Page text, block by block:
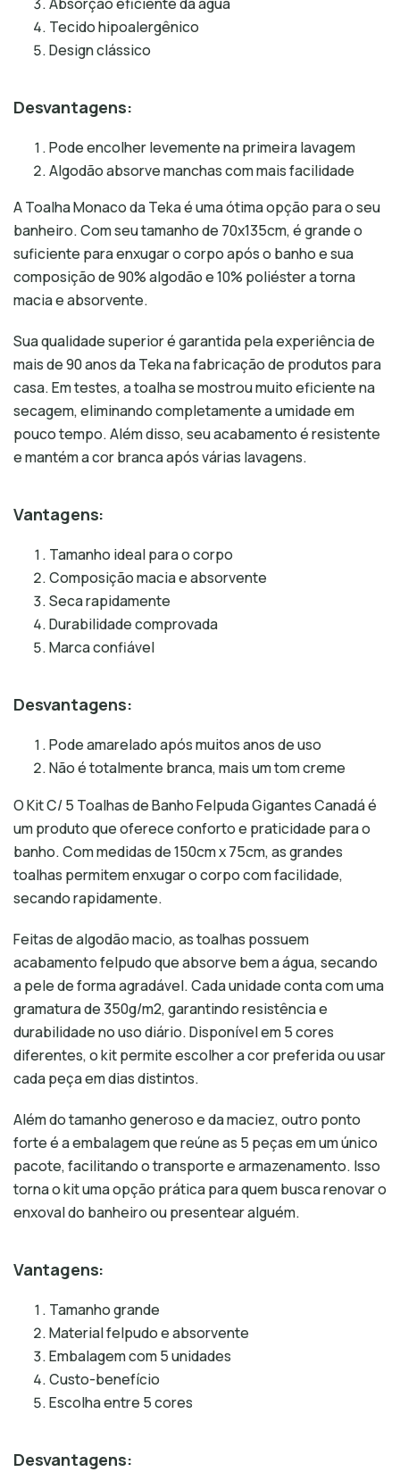
Tecido hipoalergênico
Design clássico
Desvantagens:
Pode encolher levemente na primeira lavagem
Algodão absorve manchas com mais facilidade
A Toalha Monaco da Teka é uma ótima opção para o seu
banheiro. Com seu tamanho de 70x135cm, é grande o
suficiente para enxugar o corpo após o banho e sua
composição de 90% algodão e 10% poliéster a torna
macia e absorvente.
Sua qualidade superior é garantida pela experiência de
mais de 90 anos da Teka na fabricação de produtos para
casa. Em testes, a toalha se mostrou muito eficiente na
secagem, eliminando completamente a umidade em
pouco tempo. Além disso, seu acabamento é resistente
e mantém a cor branca após várias lavagens.
Vantagens:
Tamanho ideal para o corpo
Composição macia e absorvente
Seca rapidamente
Durabilidade comprovada
Marca confiável
Desvantagens:
Pode amarelado após muitos anos de uso
Não é totalmente branca, mais um tom creme
O Kit C/ 5 Toalhas de Banho Felpuda Gigantes Canadá é
um produto que oferece conforto e praticidade para o
banho. Com medidas de 150cm x 75cm, as grandes
toalhas permitem enxugar o corpo com facilidade,
secando rapidamente.
Feitas de algodão macio, as toalhas possuem
acabamento felpudo que absorve bem a água, secando
a pele de forma agradável. Cada unidade conta com uma
gramatura de 350g/m2, garantindo resistência e
durabilidade no uso diário. Disponível em 5 cores
diferentes, o kit permite escolher a cor preferida ou usar
cada peça em dias distintos.
Além do tamanho generoso e da maciez, outro ponto
forte é a embalagem que reúne as 5 peças em um único
pacote, facilitando o transporte e armazenamento. Isso
torna o kit uma opção prática para quem busca renovar o
enxoval do banheiro ou presentear alguém.
Vantagens:
Tamanho grande
Material felpudo e absorvente
Embalagem com 5 unidades
Custo-benefício
Escolha entre 5 cores
Desvantagens: